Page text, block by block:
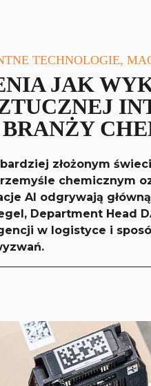
TECHNOLOGIE,
JAK
złożonym
chemicznym
AI odgrywają
Department Head
w logistyce i